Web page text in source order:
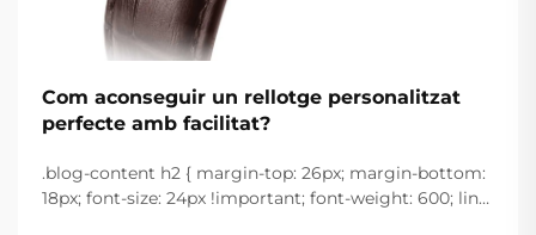
Com aconseguir un rellotge personalitzat
perfecte amb facilitat?
.blog-content h2 { margin-top: 26px; margin-bottom:
18px; font-size: 24px !important; font-weight: 600; line-